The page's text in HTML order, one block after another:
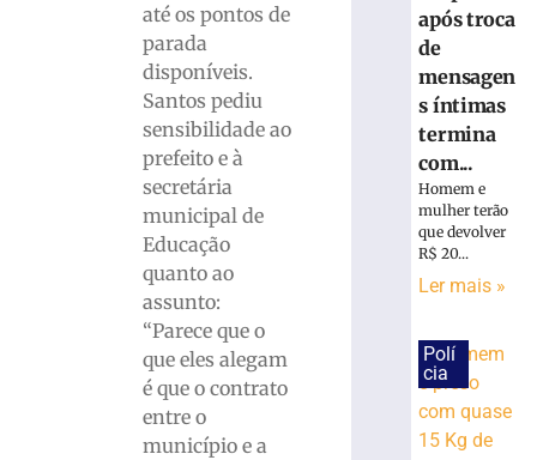
até os pontos de
parada
disponíveis.
Santos pediu
sensibilidade ao
prefeito e à
secretária
municipal de
Educação
quanto ao
assunto:
“Parece que o
que eles alegam
é que o contrato
entre o
município e a
Ribeiro
Eckart
Deputada
Estadual
Vagner
Tebalde
Deputado
Federal
agosto
mais
após troca
de
mensagen
s íntimas
termina
com...
Homem e
mulher terão
que devolver
R$ 20...
Ler mais »
Polí
cia